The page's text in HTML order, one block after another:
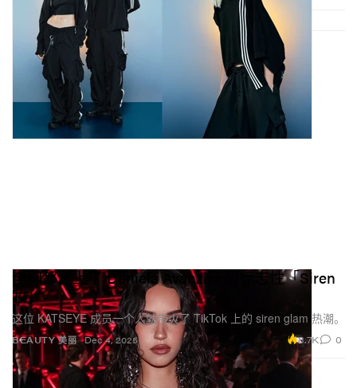
BEAUTY 美丽
全网都迷上了 Daniela Avanzini 的标志性「Siren
妆」
这位 KATSEYE 成员一个人就带火了 TikTok 上的 siren glam 热潮。
Dec 4, 2025 8.7K 0